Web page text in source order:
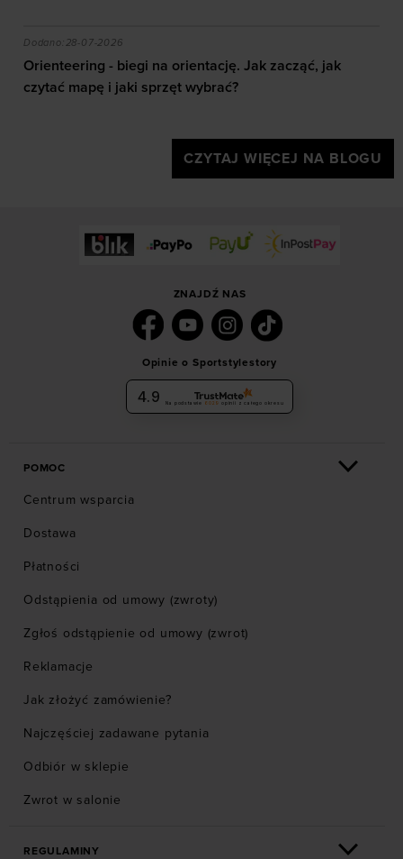
efekty daje trening?
Orienteering - biegi na orientację. Jak zacząć, jak
Dodano:28-07-2026
Orienteering - biegi na orientację. Jak zacząć, jak
czytać mapę i jaki sprzęt wybrać?
CZYTAJ WIĘCEJ NA BLOGU
ZNAJDŹ NAS
Opinie o Sportstylestory
4.9 Na podstawie 6029 opinii z całego okresu
POMOC
Centrum wsparcia
Dostawa
Płatności
Odstąpienia od umowy (zwroty)
Zgłoś odstąpienie od umowy (zwrot)
Reklamacje
Jak złożyć zamówienie?
Najczęściej zadawane pytania
Odbiór w sklepie
Zwrot w salonie
REGULAMINY